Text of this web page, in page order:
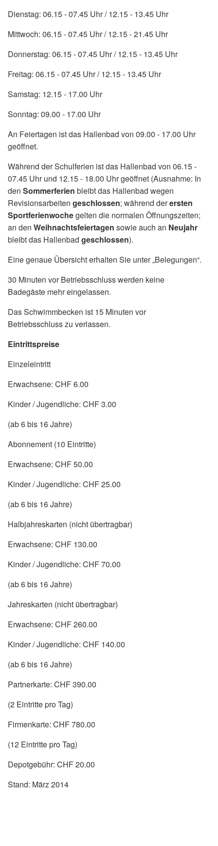
Dienstag: 06.15 - 07.45 Uhr / 12.15 - 13.45 Uhr
Mittwoch: 06.15 - 07.45 Uhr / 12.15 - 21.45 Uhr
Donnerstag: 06.15 - 07.45 Uhr / 12.15 - 13.45 Uhr
Freitag: 06.15 - 07.45 Uhr / 12.15 - 13.45 Uhr
Samstag: 12.15 - 17.00 Uhr
Sonntag: 09.00 - 17.00 Uhr
An Feiertagen ist das Hallenbad von 09.00 - 17.00 Uhr
geöffnet.
Während der Schulferien ist das Hallenbad von 06.15 -
07.45 Uhr und 12.15 - 18.00 Uhr geöffnet (Ausnahme: In
den Sommerferien bleibt das Hallenbad wegen
Revisionsarbeiten geschlossen; während derersten
Sportferienwochegelten die normalen Öffnungszeiten;
an den Weihnachtsfeiertagen sowie auch an Neujahr
bleibt das Hallenbad geschlossen).
Eine genaue Übersicht erhalten Sie unter „Belegungen“.
30 Minuten vor Betriebsschluss werden keine
Badegäste mehr eingelassen.
Das Schwimmbecken ist 15 Minuten vor
Betriebsschluss zu verlassen.
Eintrittspreise
Einzeleintritt
Erwachsene: CHF 6.00
Kinder / Jugendliche: CHF 3.00
(ab 6 bis 16 Jahre)
Abonnement (10 Eintritte)
Erwachsene: CHF 50.00
Kinder / Jugendliche: CHF 25.00
(ab 6 bis 16 Jahre)
Halbjahreskarten (nicht übertragbar)
Erwachsene: CHF 130.00
Kinder / Jugendliche: CHF 70.00
(ab 6 bis 16 Jahre)
Jahreskarten (nicht übertragbar)
Erwachsene: CHF 260.00
Kinder / Jugendliche: CHF 140.00
(ab 6 bis 16 Jahre)
Partnerkarte: CHF 390.00
(2 Eintritte pro Tag)
Firmenkarte: CHF 780.00
(12 Eintritte pro Tag)
Depotgebühr: CHF 20.00
Stand: März 2014